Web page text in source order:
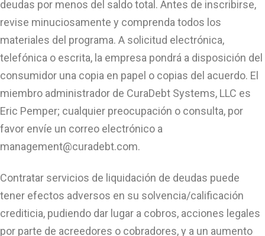
deudas por menos del saldo total. Antes de inscribirse,
revise minuciosamente y comprenda todos los
materiales del programa. A solicitud electrónica,
telefónica o escrita, la empresa pondrá a disposición del
consumidor una copia en papel o copias del acuerdo. El
miembro administrador de CuraDebt Systems, LLC es
Eric Pemper; cualquier preocupación o consulta, por
favor envíe un correo electrónico a
management@curadebt.com.
Contratar servicios de liquidación de deudas puede
tener efectos adversos en su solvencia/calificación
crediticia, pudiendo dar lugar a cobros, acciones legales
por parte de acreedores o cobradores, y a un aumento